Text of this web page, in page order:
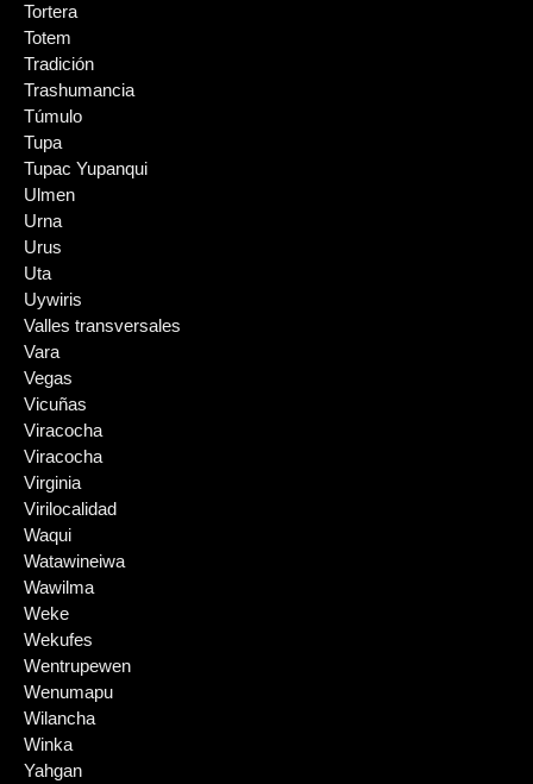
Tortera
Totem
Tradición
Trashumancia
Túmulo
Tupa
Tupac Yupanqui
Ulmen
Urna
Urus
Uta
Uywiris
Valles transversales
Vara
Vegas
Vicuñas
Viracocha
Viracocha
Virginia
Virilocalidad
Waqui
Watawineiwa
Wawilma
Weke
Wekufes
Wentrupewen
Wenumapu
Wilancha
Winka
Yahgan